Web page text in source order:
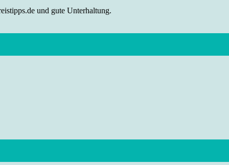
und gute Unterhaltung.